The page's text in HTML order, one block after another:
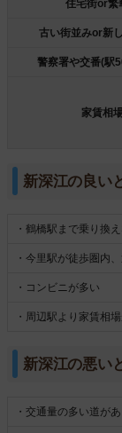
住宅街or繁
古い街並みor新
警察署や交番(駅
家賃相
新深江の良い
・鶴橋駅まで乗り換
・今里駅が徒歩圏内
・コンビニが多い
・周辺駅より家賃相
新深江の悪い
・交通量の多い道が